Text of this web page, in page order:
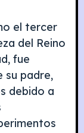
el tercer
del Reino
fue
padre,
debido a